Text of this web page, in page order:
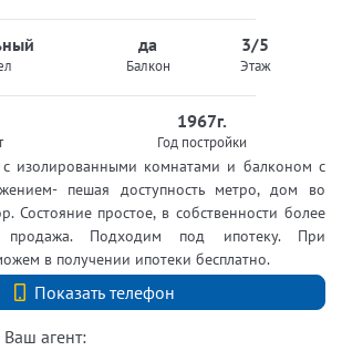
да
Балкон
3/5
Этаж
1967г.
Год постройки
изолированными комнатами и балконом с
пешая доступность метро, дом во
Состояние простое, в собственности более
Подходим под ипотеку. При
в получении ипотеки бесплатно.
Показать телефон
+7 (812) 740-70-40
Ваш агент: